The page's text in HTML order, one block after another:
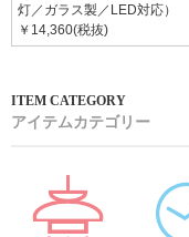
灯／ガラス製／LED対応）
￥14,360(税抜)
アイテムカテゴリー